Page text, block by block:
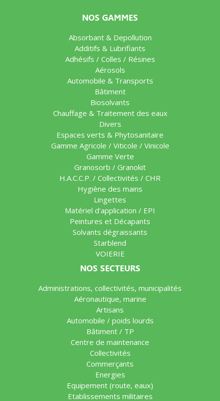
NOS GAMMES
Absorbant & Depollution
Additifs & Lubrifiants
Adhésifs / Colles / Résines
Aérosols
Automobile & Transports
Bâtiment
Biosolvants
Chauffage & Traitement des eaux
Divers
Espaces verts & Phytosanitaire
Gamme Agricole / Viticole / Vinicole
Gamme Verte
Granosorb / Granokit
H.A.C.C.P. / Collectivités / CHR
Hygiène des mains
Lingettes
Matériel d'application / EPI
Peintures et Décapants
Solvants dégraissants
Starblend
VOIERIE
NOS SECTEURS
Administrations, collectivités, municipalités
Aéronautique, marine
Artisans
Automobile / poids lourds
Bâtiment / TP
Centre de maintenance
Collectivités
Commerçants
Energies
Equipement (route, eaux)
Etablissements militaires